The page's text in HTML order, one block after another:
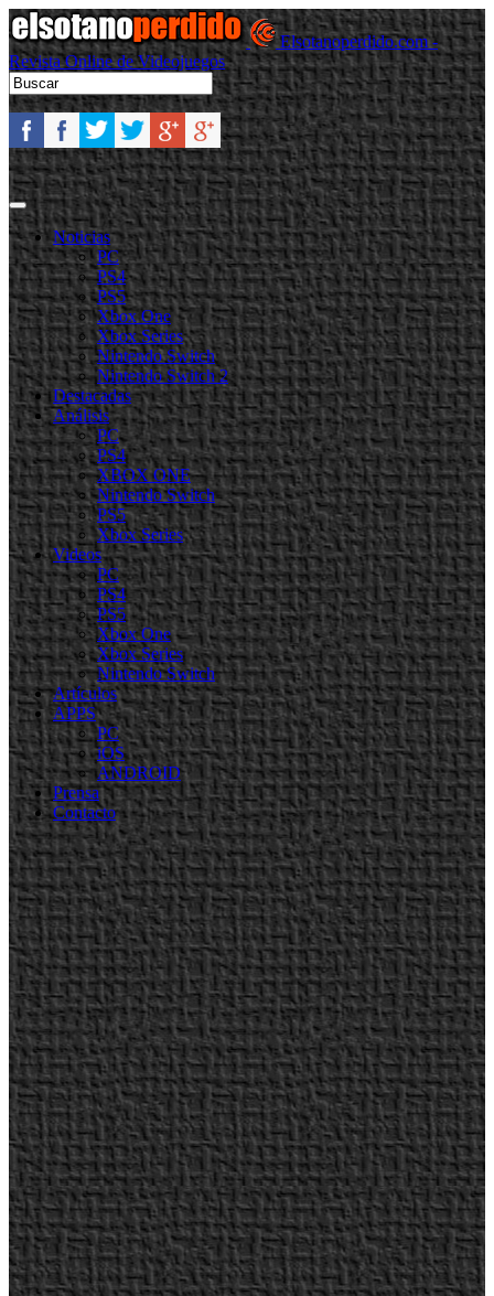
Elsotanoperdido.com -
Revista Online de Videojuegos
Noticias
PC
PS4
PS5
Xbox One
Xbox Series
Nintendo Switch
Nintendo Switch 2
Destacadas
Análisis
PC
PS4
XBOX ONE
Nintendo Switch
PS5
Xbox Series
Videos
PC
PS4
PS5
Xbox One
Xbox Series
Nintendo Switch
Artículos
APPS
PC
iOS
ANDROID
Prensa
Contacto